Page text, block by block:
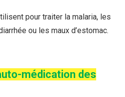
pour traiter la malaria, les
ou les maux d’estomac.
médication des